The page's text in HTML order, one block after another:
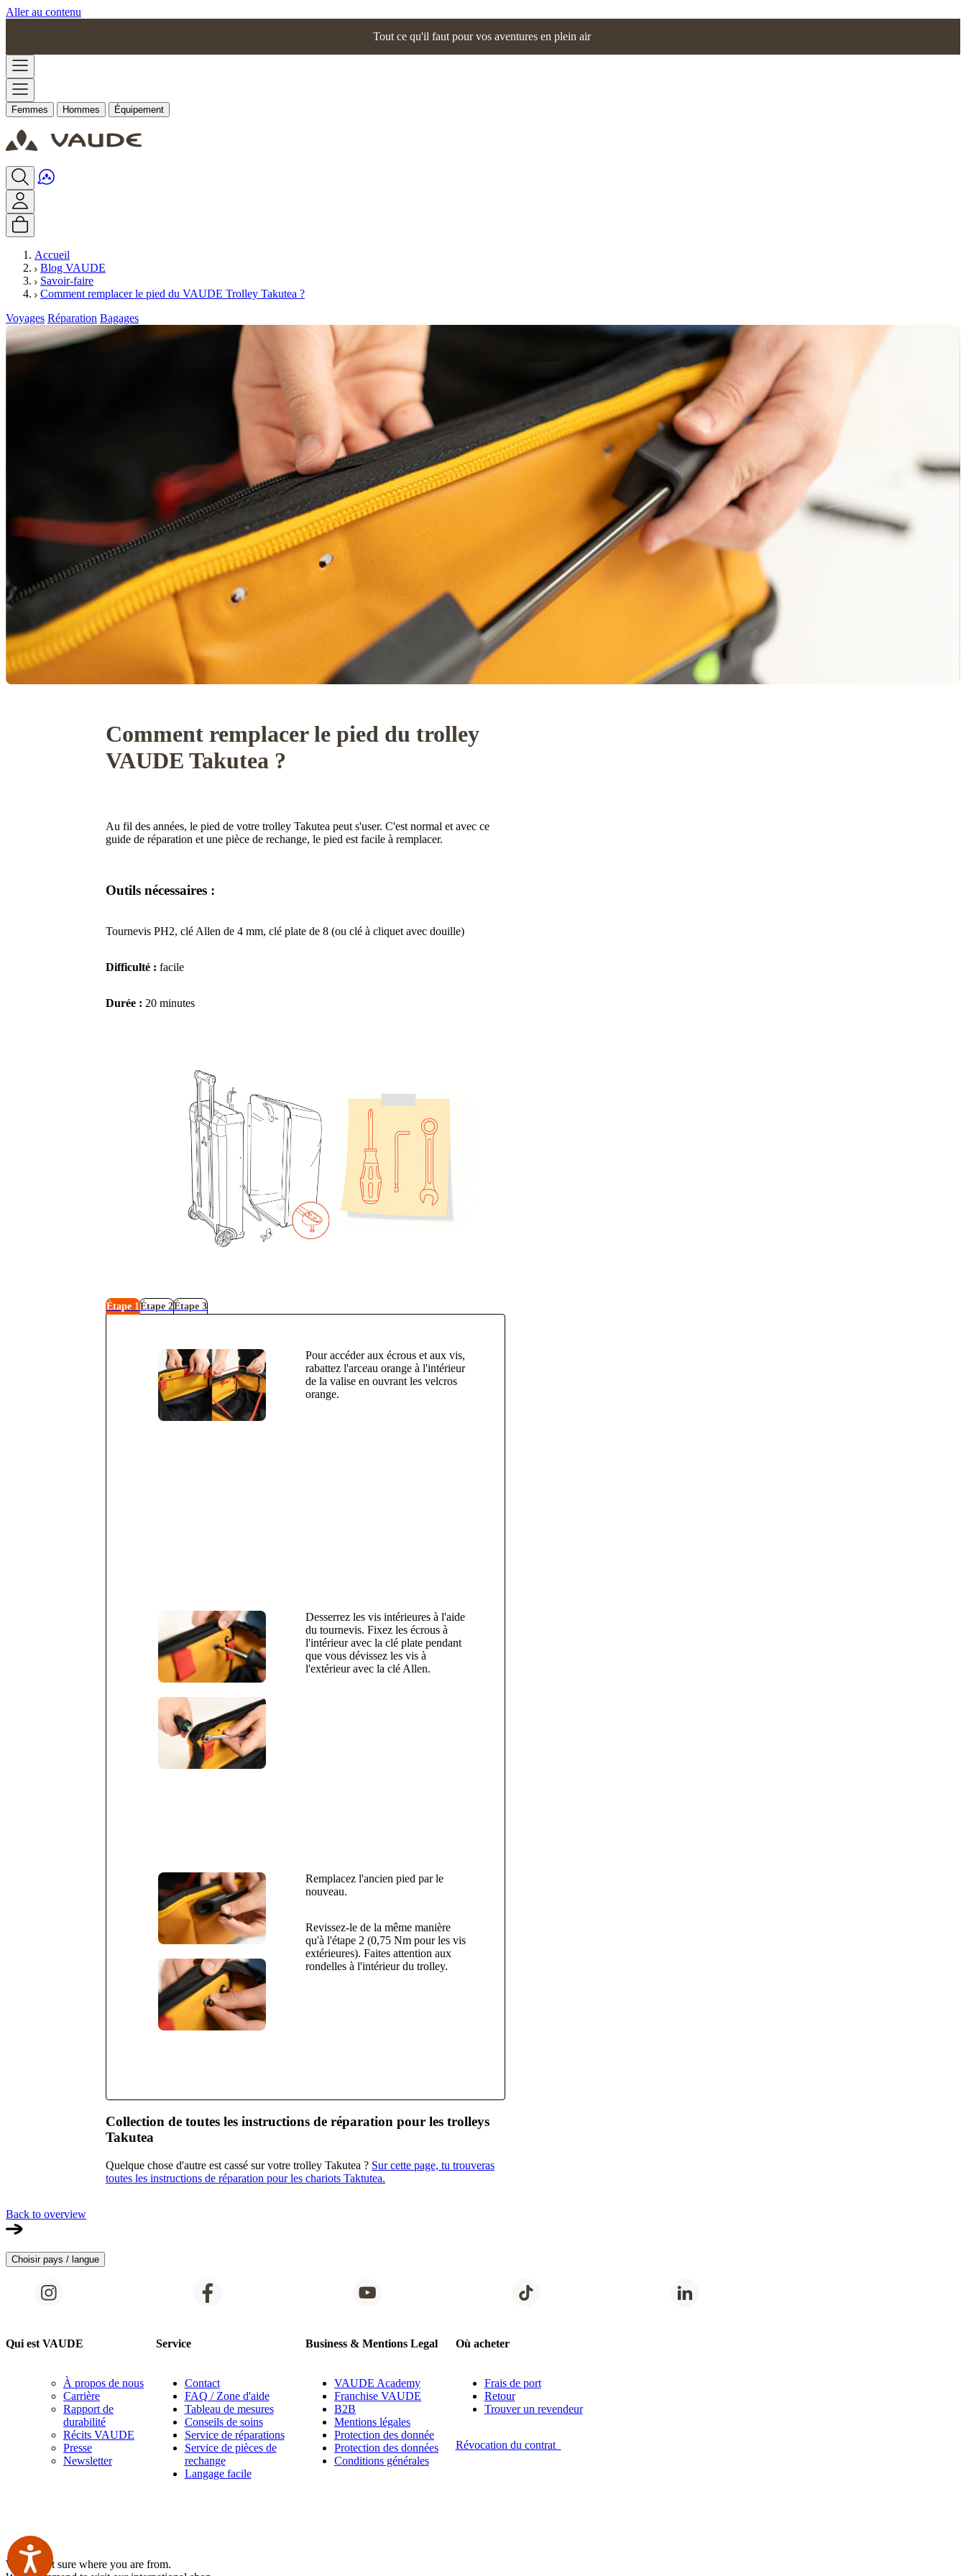
Aller au contenu
Tout ce qu'il faut pour vos aventures en plein air
Femmes Hommes Équipement
Accueil
Blog VAUDE
Savoir-faire
Comment remplacer le pied du VAUDE Trolley Takutea ?
Voyages Réparation Bagages
Comment remplacer le pied du trolley
VAUDE Takutea ?
Au fil des années, le pied de votre trolley Takutea peut s'user. C'est normal et avec ce
guide de réparation et une pièce de rechange, le pied est facile à remplacer.
Outils nécessaires :
Tournevis PH2, clé Allen de 4 mm, clé plate de 8 (ou clé à cliquet avec douille)
Difficulté : facile
Durée : 20 minutes
Étape 1Étape 2Étape 3
Pour accéder aux écrous et aux vis,
rabattez l'arceau orange à l'intérieur
de la valise en ouvrant les velcros
orange.
Desserrez les vis intérieures à l'aide
du tournevis. Fixez les écrous à
l'intérieur avec la clé plate pendant
que vous dévissez les vis à
l'extérieur avec la clé Allen.
Remplacez l'ancien pied par le
nouveau.
Revissez-le de la même manière
qu'à l'étape 2 (0,75 Nm pour les vis
extérieures). Faites attention aux
rondelles à l'intérieur du trolley.
Collection de toutes les instructions de réparation pour les trolleys
Takutea
Quelque chose d'autre est cassé sur votre trolley Takutea ? Sur cette page, tu trouveras
toutes les instructions de réparation pour les chariots Taktutea.
Back to overview
Choisir pays / langue
Qui est VAUDE
À propos de nous
Carrière
Rapport de
durabilité
Récits VAUDE
Presse
Newsletter
Service
Contact
FAQ / Zone d'aide
Tableau de mesures
Conseils de soins
Service de réparations
Service de pièces de
rechange
Langage facile
Business & Mentions Legal
VAUDE Academy
Franchise VAUDE
B2B
Mentions légales
Protection des donnée
Protection des données
Conditions générales
Où acheter
Frais de port
Retour
Trouver un revendeur
Révocation du contrat
We are not sure where you are from.